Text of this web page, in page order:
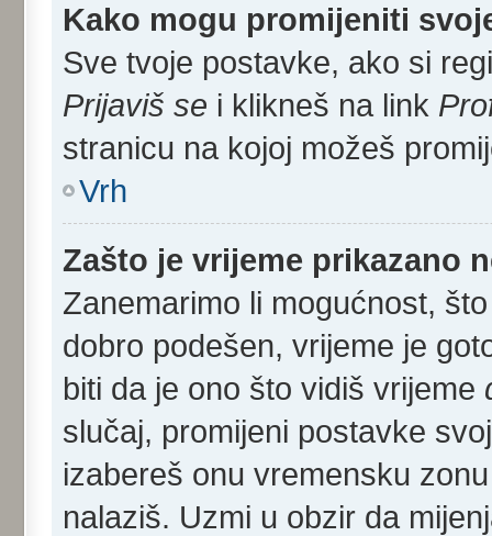
Kako mogu promijeniti
Sve tvoje postavke, ako si
Prijaviš se i klikneš na link
stranicu na kojoj možeš
Vrh
Zašto je vrijeme prikazano
Zanemarimo li mogućnost,
dobro podešen, vrijeme je
biti da je ono što vidiš vrijeme
slučaj, promijeni postavke
izabereš onu vremensku
nalaziš. Uzmi u obzir da